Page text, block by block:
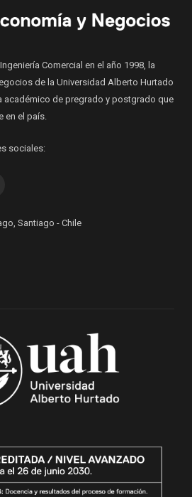
Comercial en el año 1998, la
de la Universidad Alberto Hurtado
académico de pregrado y postgrado que
en el país.
sociales:
Santiago - Chile